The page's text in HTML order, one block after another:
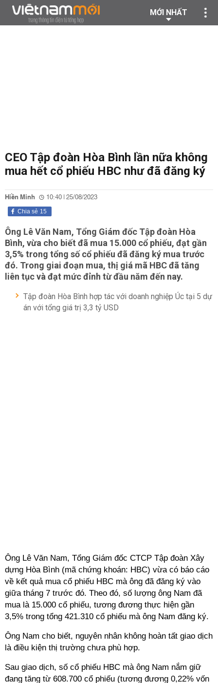
MỚI NHẤT
CEO Tập đoàn Hòa Bình lần nữa không
mua hết cổ phiếu HBC như đã đăng ký
Hiền Minh 10:40 | 25/08/2023
15
Chia sẻ
Ông Lê Văn Nam, Tổng Giám đốc Tập đoàn Hòa
Bình, vừa cho biết đã mua 15.000 cổ phiếu, đạt gần
3,5% trong tổng số cổ phiếu đã đăng ký mua trước
đó. Trong giai đoạn mua, thị giá mã HBC đã tăng
liên tục và đạt mức đỉnh từ đầu năm đến nay.
Tập đoàn Hòa Bình hợp tác với doanh nghiệp Úc tại 5 dự
án với tổng giá trị 3,3 tỷ USD
Ông Lê Văn Nam, Tổng Giám đốc CTCP Tập đoàn Xây
dựng Hòa Bình (mã chứng khoán: HBC) vừa có báo cáo
về kết quả mua cổ phiếu HBC mà ông đã đăng ký vào
giữa tháng 7 trước đó. Theo đó, số lượng ông Nam đã
mua là 15.000 cổ phiếu, tương đương thực hiện gần
3,5% trong tổng 421.310 cổ phiếu mà ông Nam đăng ký.
Ông Nam cho biết, nguyên nhân không hoàn tất giao dịch
là điều kiện thị trường chưa phù hợp.
Sau giao dịch, số cổ phiếu HBC mà ông Nam nắm giữ
đang tăng từ 608.700 cổ phiếu (tương đương 0,22% vốn